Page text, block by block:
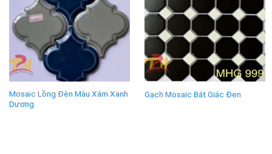
Mosaic Lồng Đèn Màu Xám Xanh
Dương
Gạch Mosaic Bát Giác Đen